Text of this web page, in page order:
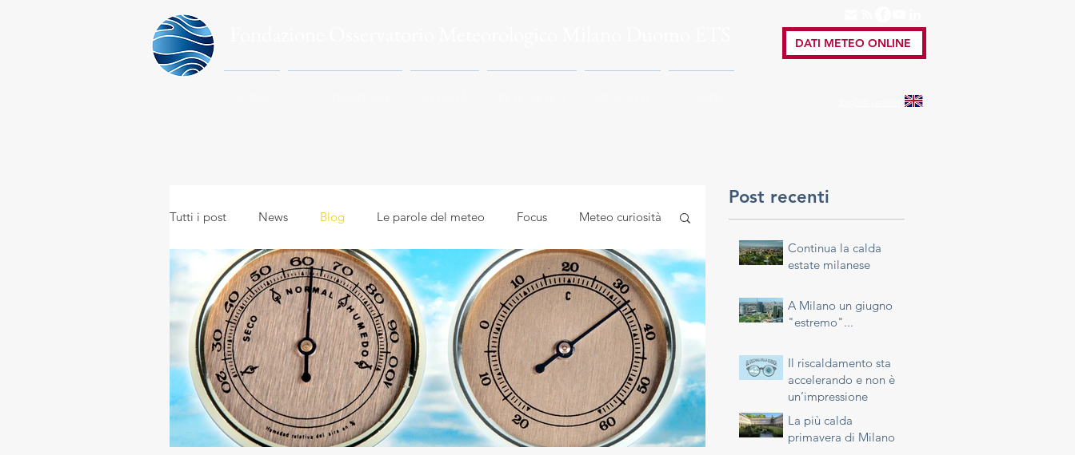
DATI METEO ONLINE
Tutti i post News Blog Le parole del meteo Focus Meteo curiosità
Meteo in everyday life Ambiente Astrocuriosità Meteo e Salute
Meteo e viaggi Meteorologia applicata Meteorologia e climatologia
Progetto RESEt Salute e sicurezza sui luoghi di la Cambiamento climatico
Post recenti
Continua la calda
estate milanese
A Milano un giugno
"estremo"...
Il riscaldamento sta
accelerando e non è
un’impressione
La più calda
primavera di Milano